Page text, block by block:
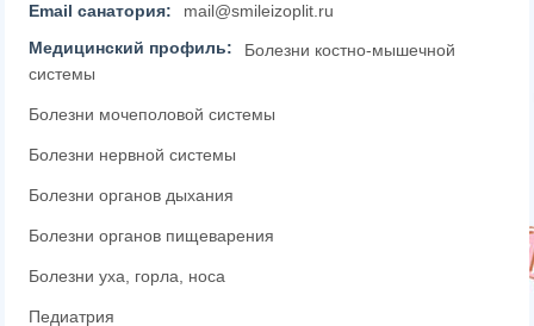
Email санатория:
mail@smileizoplit.ru
Медицинский профиль:
Болезни костно-мышечной
системы
Болезни мочеполовой системы
Болезни нервной системы
Болезни органов дыхания
Болезни органов пищеварения
Болезни уха, горла, носа
Педиатрия